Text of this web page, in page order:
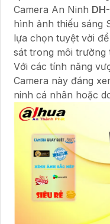
Camera An Ninh
hình ảnh thiếu sáng
lựa chọn tuyệt vời
sát trong môi trường
Với các tính năng
Camera này đáng
ninh cá nhân hoặc